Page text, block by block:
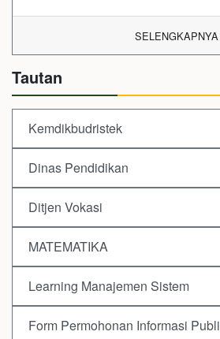
SELENGKAPNYA
Tautan
Kemdikbudristek
Dinas Pendidikan
Ditjen Vokasi
MATEMATIKA
Learning Manajemen Sistem
Form Permohonan Informasi